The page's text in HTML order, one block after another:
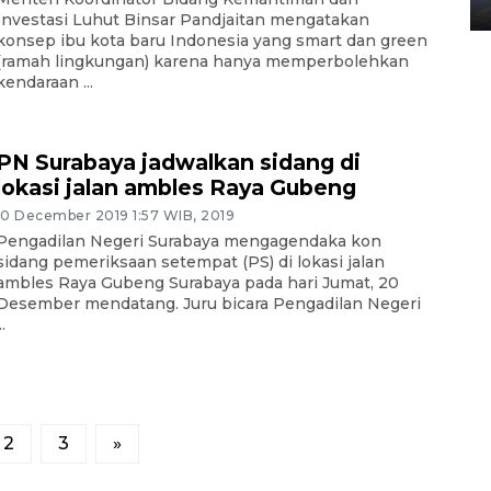
Luhut Binsar Pandjaitan mengatakan
ibu kota baru Indonesia yang smart dan green
lingkungan) karena hanya memperbolehkan
...
Surabaya jadwalkan sidang di
jalan ambles Raya Gubeng
December 2019 1:57 WIB, 2019
Negeri Surabaya mengagendaka kon
pemeriksaan setempat (PS) di lokasi jalan
Raya Gubeng Surabaya pada hari Jumat, 20
mendatang. Juru bicara Pengadilan Negeri
2 3 »